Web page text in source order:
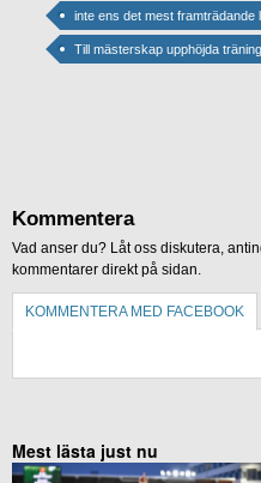
inte ens det mest framträdande
Till mästerskap upphöjda
Kommentera
Vad anser du? Låt oss diskutera,
kommentarer direkt på sidan.
KOMMENTERA MED FACEBOOK
Mest lästa just nu